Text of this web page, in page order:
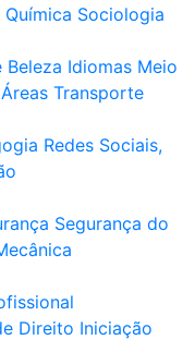
Química Sociologia
Beleza Idiomas Meio
Transporte
Redes Sociais,
Segurança do
Direito Iniciação